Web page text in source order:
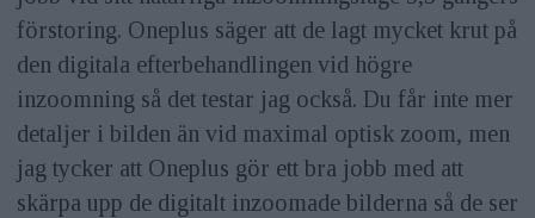
förstoring. Oneplus säger att de lagt mycket krut på
den digitala efterbehandlingen vid högre
inzoomning så det testar jag också. Du får inte mer
detaljer i bilden än vid maximal optisk zoom, men
jag tycker att Oneplus gör ett bra jobb med att
skärpa upp de digitalt inzoomade bilderna så de ser